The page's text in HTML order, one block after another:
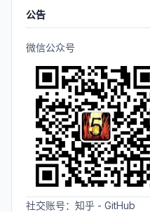
公告
微信公众号
社交账号： 知乎 - GitHub